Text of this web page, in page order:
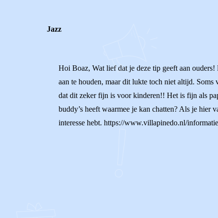
Jazz
Hoi Boaz, Wat lief dat je deze tip geeft aan
aan te houden, maar dit lukte toch niet altijd.
dat dit zeker fijn is voor kinderen!! Het is fijn als
buddy’s heeft waarmee je kan chatten? Als je
interesse hebt. https://www.villapinedo.nl/